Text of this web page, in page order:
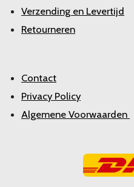
Verzending en Levertijd
Retourneren
Contact
Privacy Policy
Algemene Voorwaarden